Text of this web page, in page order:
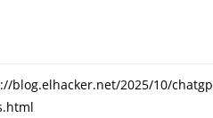
blog.elhacker.net/2025/10/